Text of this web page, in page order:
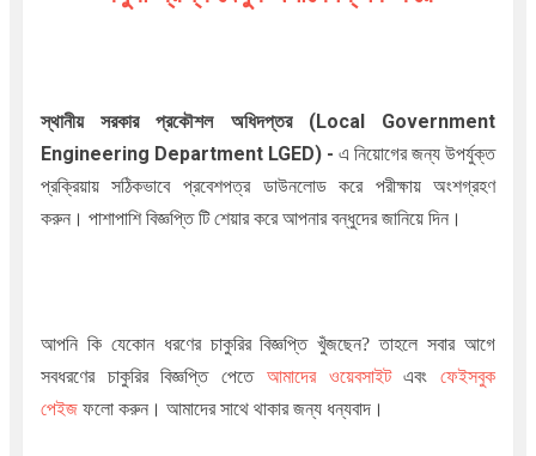
স্থানীয় সরকার প্রকৌশল অধিদপ্তর (Local Government
Engineering Department LGED)- এ নিয়োগের জন্য উপর্যুক্ত
প্রক্রিয়ায় সঠিকভাবে প্রবেশপত্র ডাউনলোড করে পরীক্ষায় অংশগ্রহণ
করুন। পাশাপাশি বিজ্ঞপ্তি টি শেয়ার করে আপনার বন্ধুদের জানিয়ে দিন।
আপনি কি যেকোন ধরণের চাকুরির বিজ্ঞপ্তি খুঁজছেন?তাহলে সবার আগে
সবধরণের চাকুরির বিজ্ঞপ্তি পেতে
আমাদের ওয়েবসাইট এবংফেইসবুক
পেইজফলো করুন। আমাদের সাথে থাকার জন্য ধন্যবাদ।